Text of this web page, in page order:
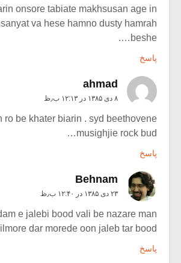
onsore tabiate makhsusan age in
va hese hamno dusty hamrah
beshe….
پاسخ
ahmad
۸ دی ۱۳۸۵ در ۱۲:۱۳ ب٫ظ
ro be khater biarin . syd beethovene
musighjie rock bud…
پاسخ
Behnam
۲۳ دی ۱۳۸۵ در ۱۲:۴۰ ب٫ظ
e jalebi bood vali be nazare man
dar morede oon jaleb tar bood!
پاسخ